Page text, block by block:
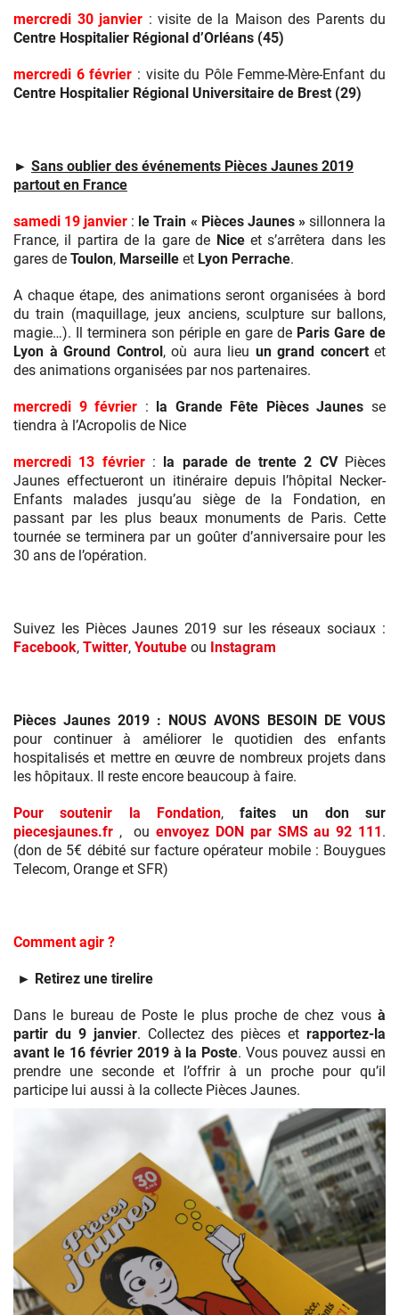
mercredi 30 janvier : visite de la Maison des Parents du
Centre Hospitalier Régional d’Orléans (45)
mercredi 6 février : visite du Pôle Femme-Mère-Enfant du
Centre Hospitalier Régional Universitaire de Brest (29)
► Sans oublier des événements Pièces Jaunes 2019
partout en France
samedi 19 janvier : le Train « Pièces Jaunes »sillonnera la
France, il partira de la gare de Nice et s’arrêtera dans les
gares de Toulon, Marseille et Lyon Perrache.
A chaque étape, des animations seront organisées à bord
du train (maquillage, jeux anciens, sculpture sur ballons,
magie…). Il terminera son périple en gare de Paris Gare de
Lyon à Ground Control, où aura lieu un grand concertet
des animations organisées par nos partenaires.
mercredi 9 février : la Grande Fête Pièces Jaunes se
tiendra à l’Acropolis de Nice
mercredi 13 février: la parade de trente 2 CVPièces
Jaunes effectueront un itinéraire depuis l’hôpital Necker-
Enfants malades jusqu’au siège de la Fondation, en
passant par les plus beaux monuments de Paris. Cette
tournée se terminera par un goûter d’anniversaire pour les
30 ans de l’opération.
Suivez les Pièces Jaunes 2019 sur les réseaux sociaux :
Facebook, Twitter, Youtube ou Instagram
Pièces Jaunes 2019 : NOUS AVONS BESOIN DE VOUS
pour continuer à améliorer le quotidien des enfants
hospitalisés et mettre en œuvre de nombreux projets dans
les hôpitaux. Il reste encore beaucoup à faire.
Pour soutenir la Fondation,faites un don sur
piecesjaunes.fr , ouenvoyez DON par SMS au 92 111.
(don de 5€ débité sur facture opérateur mobile : Bouygues
Telecom, Orange et SFR)
Comment agir ?
► Retirez une tirelire
Dans le bureau de Poste le plus proche de chez vous à
partir du 9 janvier. Collectez des pièces et rapportez-la
avant le 16 février 2019 à la Poste. Vous pouvez aussi en
prendre une seconde et l’offrir à un proche pour qu’il
participe lui aussi à la collecte Pièces Jaunes.